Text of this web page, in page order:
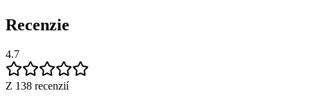
Recenzie
4.7
Z 138 recenzií